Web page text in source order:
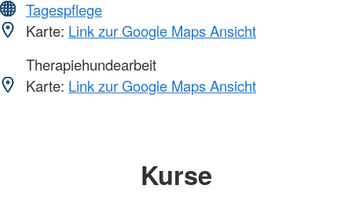
Tagespflege
Karte: Link zur Google Maps Ansicht
Therapiehundearbeit
Karte: Link zur Google Maps Ansicht
Kurse